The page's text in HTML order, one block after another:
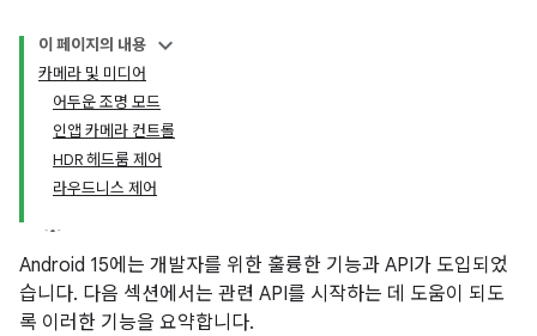
이 페이지의 내용
카메라 및 미디어
어두운 조명 모드
인앱 카메라 컨트롤
HDR 헤드룸 제어
라우드니스 제어
Android 15에는 개발자를 위한 훌륭한 기능과 API가 도입되었
습니다. 다음 섹션에서는 관련 API를 시작하는 데 도움이 되도
록 이러한 기능을 요약합니다.